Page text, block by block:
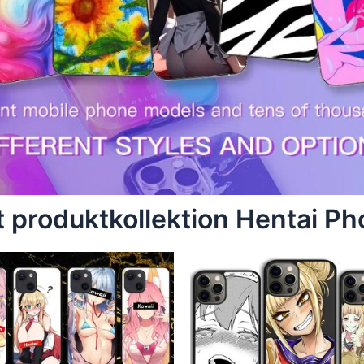
produktkollektion Hentai